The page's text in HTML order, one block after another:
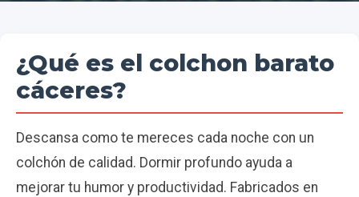
¿Qué es el colchon barato
cáceres?
Descansa como te mereces cada noche con un
colchón de calidad. Dormir profundo ayuda a
mejorar tu humor y productividad. Fabricados en